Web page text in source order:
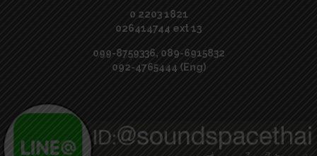
0 2203 1821
026414744 ext 13
099-8759336, 089-6915832
092-4765444 (Eng)